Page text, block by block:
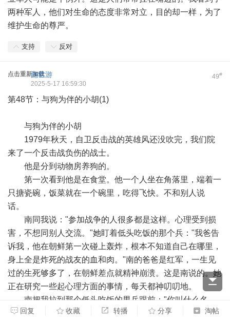
两种军人，他们对生命的态度非常对立，目的却一样，为了
维护生命的尊严。
支持 反对
点击重新加载 49#
施世游
2025-5-17 16:59:30
第48节：与狗为伴的小胡(1)
与狗为伴的小胡
1979年秋天，自卫反击战的英雄风还没吹完，我们院
来了一个反击战负伤的战士。
他是分到动物房养狗的。
第一次看到他是在食堂。他一个人坐在角落里，端着一
只搪瓷碗，饭菜就在一个碗里，吃得飞快。不和别人说
话。
南同我说："参加战争的人很多都是这样。心理受到损
害，不想同别人交流。"她盯着低头吃饭的那个兵："我爸告
诉我，他在朝鲜第一次碰上轰炸，根本不知道自己在哪里，
身上全是炸死的战友的血和肉。"南的爸爸是红军，一生见
过的生死够多了，在朝鲜差点就精神崩溃。这是南说的。她
正在研究一些起心理方面的事情，每天都神叨叨地。
南把我拉到那个低头吃饭的男兵跟前："你叫什么名
字？"
回复 收藏 转播 分享 淘帖